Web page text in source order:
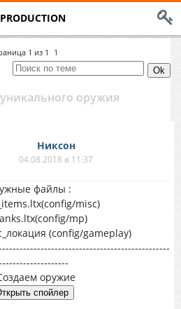
1 из 1 1
оружия
Никсон
04.08.2018 в 11:37
файлы :
misc)
mp)
(config/gameplay)
оружие